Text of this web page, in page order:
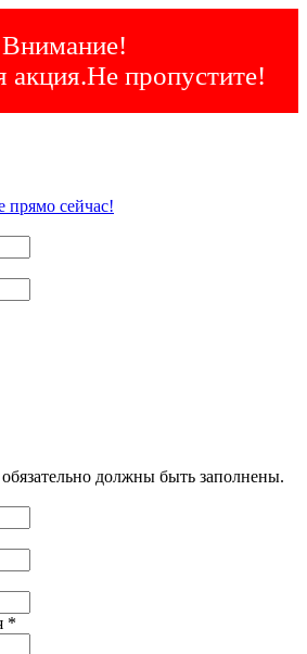
Внимание!
акция.Не пропустите!
прямо сейчас!
должны быть заполнены.
*